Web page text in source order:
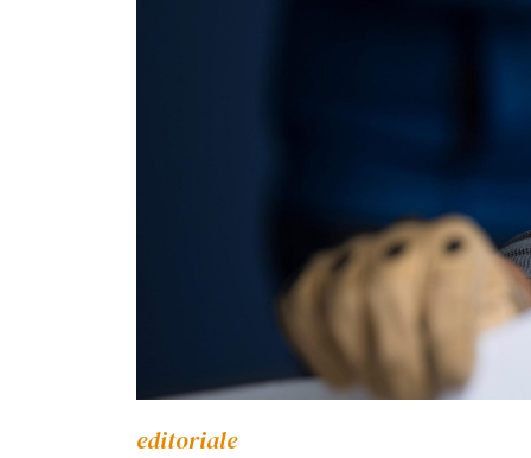
editoriale